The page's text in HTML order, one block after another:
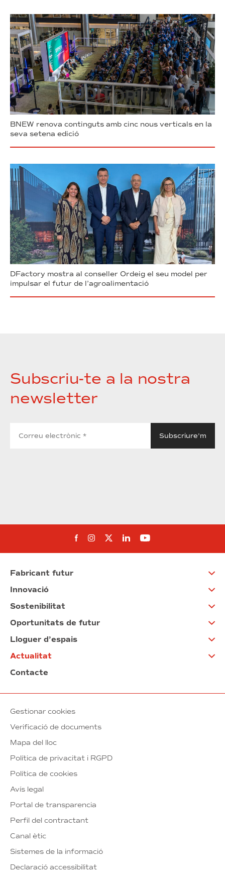
BNEW renova continguts amb cinc nous verticals en la
seva setena edició
DFactory mostra al conseller Ordeig el seu model per
impulsar el futur de l’agroalimentació
Subscriu-te a la nostra
newsletter
Segueix-nos al Facebook
Segueix-nos a Instagram
Segueix-nos a Twitter
Segueix-nos a
Segueix-nos a
Fabricant futur
Innovació
Sostenibilitat
Oportunitats de futur
Lloguer d’espais
Actualitat
Contacte
Gestionar cookies
Verificació de documents
Mapa del lloc
Política de privacitat i RGPD
Política de cookies
Avís legal
Portal de transparencia
Perfil del contractant
Canal ètic
Sistemes de la informació
Declaració accessibilitat